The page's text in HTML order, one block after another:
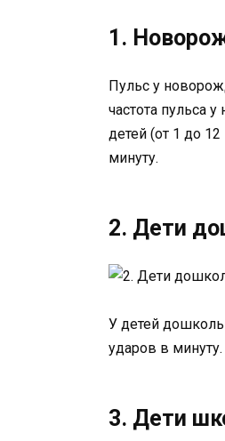
1.
Пульс у
частота пульса
детей (от 1 до
минуту.
2. Дети
У детей
ударов в минуту.
3. Дети